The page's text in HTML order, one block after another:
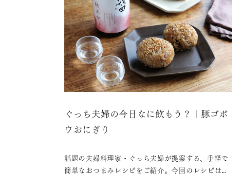
ぐっち夫婦の今日なに飲もう？｜豚ゴボ
ウおにぎり
話題の夫婦料理家・ぐっち夫婦が提案する、手軽で
簡単なおつまみレシピをご紹介。今回のレシピは、